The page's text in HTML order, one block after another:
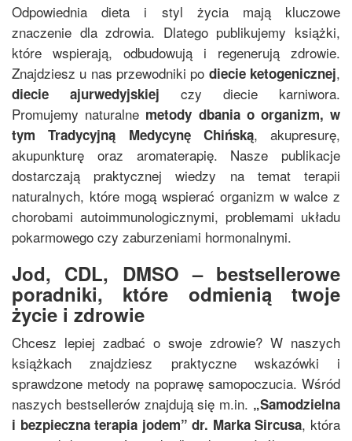
Odpowiednia dieta i styl życia mają kluczowe
znaczenie dla zdrowia. Dlatego publikujemy książki,
które wspierają, odbudowują i regenerują zdrowie.
Znajdziesz u nas przewodniki po diecie ketogenicznej,
diecie ajurwedyjskiej czy diecie karniwora.
Promujemy naturalne metody dbania o organizm, w
tymTradycyjną Medycynę Chińską, akupresurę,
akupunkturę oraz aromaterapię. Nasze publikacje
dostarczają praktycznej wiedzy na temat terapii
naturalnych, które mogą wspierać organizm w walce z
chorobami autoimmunologicznymi, problemami układu
pokarmowego czy zaburzeniami hormonalnymi.
Jod, CDL, DMSO – bestsellerowe
poradniki, które odmienią twoje
życie i zdrowie
Chcesz lepiej zadbać o swoje zdrowie? W naszych
książkach znajdziesz praktyczne wskazówki i
sprawdzone metody na poprawę samopoczucia. Wśród
naszych bestsellerów znajdują się m.in. „Samodzielna
i bezpieczna terapia jodem”dr. Marka Sircusa, która